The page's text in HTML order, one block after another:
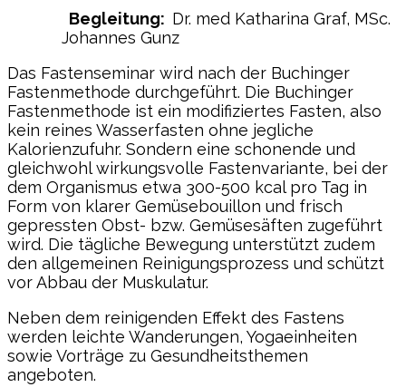
Begleitung: Dr. med Katharina Graf, MSc.
Johannes Gunz
Das Fastenseminar wird nach der Buchinger
Fastenmethode durchgeführt. Die Buchinger
Fastenmethode ist ein modifiziertes Fasten, also
kein reines Wasserfasten ohne jegliche
Kalorienzufuhr. Sondern eine schonende und
gleichwohl wirkungsvolle Fastenvariante, bei der
dem Organismus etwa 300-500 kcal pro Tag in
Form von klarer Gemüsebouillon und frisch
gepressten Obst- bzw. Gemüsesäften zugeführt
wird. Die tägliche Bewegung unterstützt zudem
den allgemeinen Reinigungsprozess und schützt
vor Abbau der Muskulatur.
Neben dem reinigenden Effekt des Fastens
werden leichte Wanderungen, Yogaeinheiten
sowie Vorträge zu Gesundheitsthemen
angeboten.